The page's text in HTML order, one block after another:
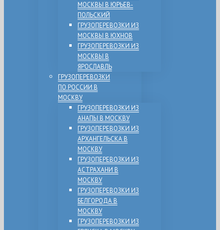
МОСКВЫ В ЮРЬЕВ-
ПОЛЬСКИЙ
ГРУЗОПЕРЕВОЗКИ ИЗ
МОСКВЫ В ЮХНОВ
ГРУЗОПЕРЕВОЗКИ ИЗ
МОСКВЫ В
ЯРОСЛАВЛЬ
ГРУЗОПЕРЕВОЗКИ
ПО РОССИИ В
МОСКВУ
ГРУЗОПЕРЕВОЗКИ ИЗ
АНАПЫ В МОСКВУ
ГРУЗОПЕРЕВОЗКИ ИЗ
АРХАНГЕЛЬСКА В
МОСКВУ
ГРУЗОПЕРЕВОЗКИ ИЗ
АСТРАХАНИ В
МОСКВУ
ГРУЗОПЕРЕВОЗКИ ИЗ
БЕЛГОРОДА В
МОСКВУ
ГРУЗОПЕРЕВОЗКИ ИЗ